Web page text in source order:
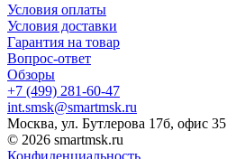
Условия оплаты
Условия доставки
Гарантия на товар
Вопрос-ответ
Обзоры
+7 (499) 281-60-47
int.smsk@smartmsk.ru
Москва, ул. Бутлерова 17б, офис 35
© 2026 smartmsk.ru
Конфиденциальность